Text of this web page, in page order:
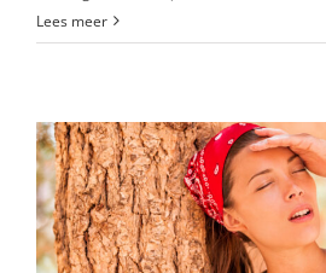
Lees meer